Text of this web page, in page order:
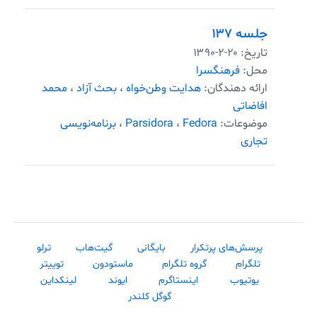
جلسه ۱۳۷
تاریخ: ۱۳۹۰-۲-۲۰
محل: فرهنگسرا
ارائه دهندگان: هدایت وطن‌خواه ، بحث آزاد ، محمد
افاضاتی
موضوعات:
Parsidora ، Fedora ، برنامه‌نویسی
تجاری
پرسش‌های پرتکرار بایگانی گیت‌هاب
ترلو
تلگرام
گروه تلگرام ماستودون
توییتر
یوتیوب
اینستاگرم ایوند
لینکداین
گوگل کلندر